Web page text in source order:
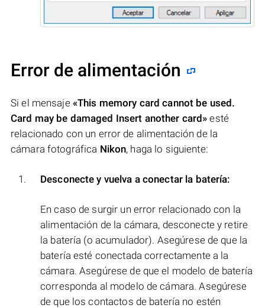
Error de alimentación
Si el mensaje «This memory card cannot be used.
Card may be damaged Insert another card» esté
relacionado con un error de alimentación de la
cámara fotográfica Nikon, haga lo siguiente:
Desconecte y vuelva a conectar la batería:
En caso de surgir un error relacionado con la
alimentación de la cámara, desconecte y retire
la batería (o acumulador). Asegúrese de que la
batería esté conectada correctamente a la
cámara. Asegúrese de que el modelo de batería
corresponda al modelo de cámara. Asegúrese
de que los contactos de batería no estén